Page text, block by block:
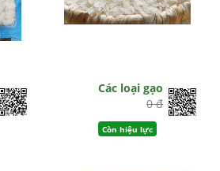
Các loại gạo
0 đ
Còn hiệu lực